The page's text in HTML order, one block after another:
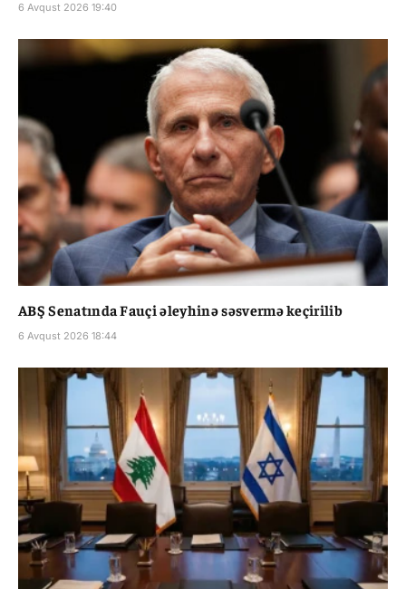
6 Avqust 2026 19:40
ABŞ Senatında Fauçi əleyhinə səsvermə keçirilib
6 Avqust 2026 18:44